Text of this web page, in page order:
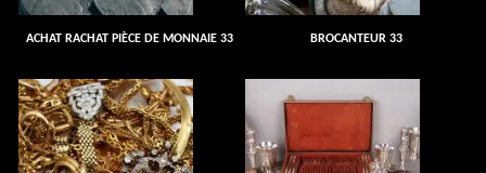
ACHAT RACHAT PIÈCE DE MONNAIE 33 BROCANTEUR 33